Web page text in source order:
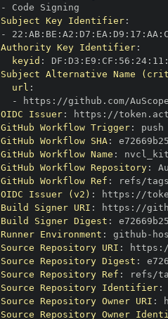
-
Subject Key Identifier:
-
22 : AB: BE : A2 : D7 : EA : D9 : 17 : AA :
Authority Key Identifier:
keyid : DF : D3 : E9 : CF : 56 : 24: 11 :
Subject Alternative Name
url :
-
https :
OIDC Issuer: https :
GitHub Workflow Trigger:
GitHub Workflow SHA:
GitHub Workflow Name :
GitHub Workflow Repository:
GitHub Workflow Ref :
OIDC Issuer (v2) : https :
Build Signer URI : https :
Build Signer Digest :
Runner Environment : github -
Source Repository URI : https :
Source Repository Digest :
Source Repository Ref :
Source Repository Identifier:
Source Repository Owner URI :
Source Repository Owner